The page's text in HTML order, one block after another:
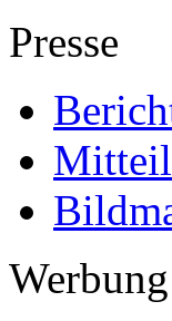
Presse
Werbung